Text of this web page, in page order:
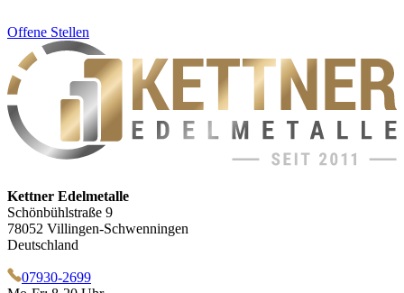
Offene Stellen
Kettner Edelmetalle
Schönbühlstraße 9
78052 Villingen-Schwenningen
Deutschland
07930-2699